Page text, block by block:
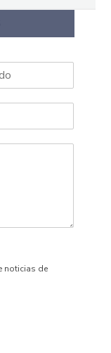
noticias de